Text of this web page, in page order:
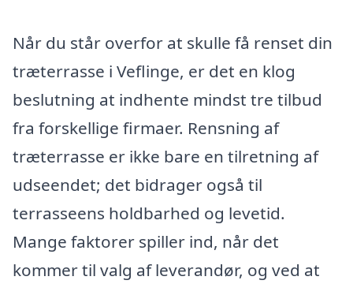
Når du står overfor at skulle få renset din
træterrasse i Veflinge, er det en klog
beslutning at indhente mindst tre tilbud
fra forskellige firmaer. Rensning af
træterrasse er ikke bare en tilretning af
udseendet; det bidrager også til
terrasseens holdbarhed og levetid.
Mange faktorer spiller ind, når det
kommer til valg af leverandør, og ved at